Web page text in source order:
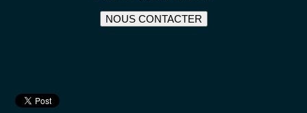
NOUS CONTACTER